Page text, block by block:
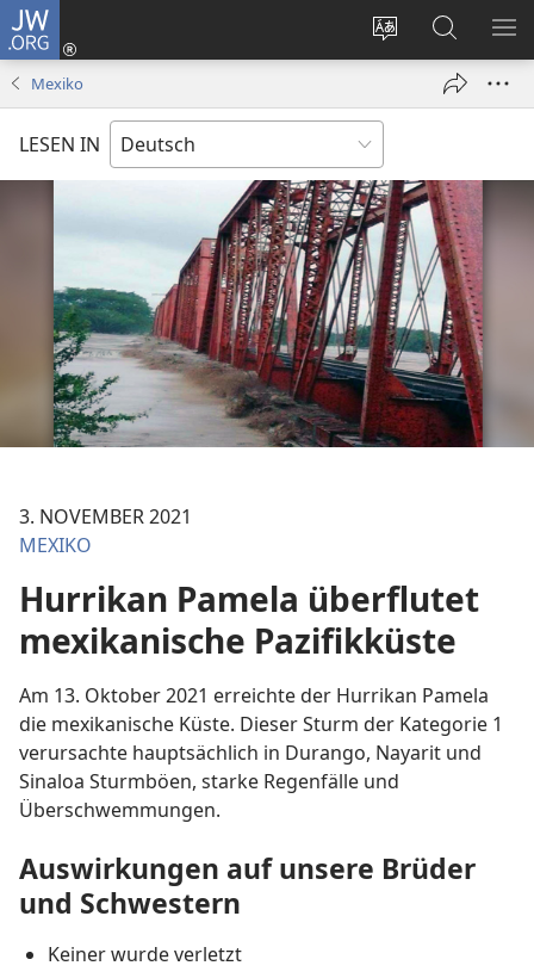
JW.ORG
Websitesprache
ändern
Anmelden
(öffnet
Suche
Mexiko
LESEN IN
3. NOVEMBER 2021
MEXIKO
Hurrikan Pamela überflutet
mexikanische Pazifikküste
Am 13. Oktober 2021 erreichte der Hurrikan Pamela
die mexikanische Küste. Dieser Sturm der Kategorie 1
verursachte hauptsächlich in Durango, Nayarit und
Sinaloa Sturmböen, starke Regenfälle und
Überschwemmungen.
Auswirkungen auf unsere Brüder
und Schwestern
Keiner wurde verletzt